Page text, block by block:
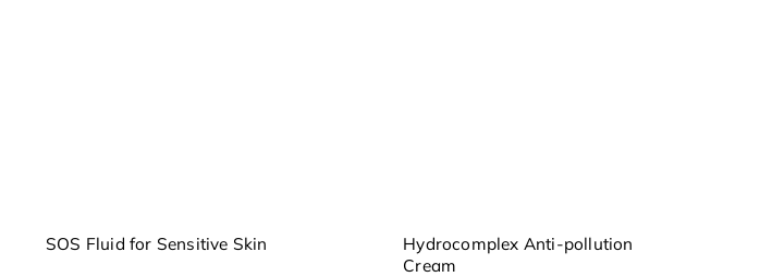
SOS Fluid for Sensitive Skin
Hydrocomplex Anti-pollution
Cream